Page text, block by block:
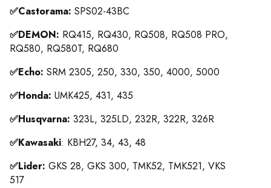
✅Castorama: SPS02-43BC
✅DEMON: RQ415, RQ430, RQ508, RQ508 PRO,
RQ580, RQ580T, RQ680
✅Echo: SRM 2305, 250, 330, 350, 4000, 5000
✅Honda: UMK425, 431, 435
✅Husqvarna: 323L, 325LD, 232R, 322R, 326R
✅Kawasaki: KBH27, 34, 43, 48
✅Lider: GKS 28, GKS 300, TMK52, TMK521, VKS
517